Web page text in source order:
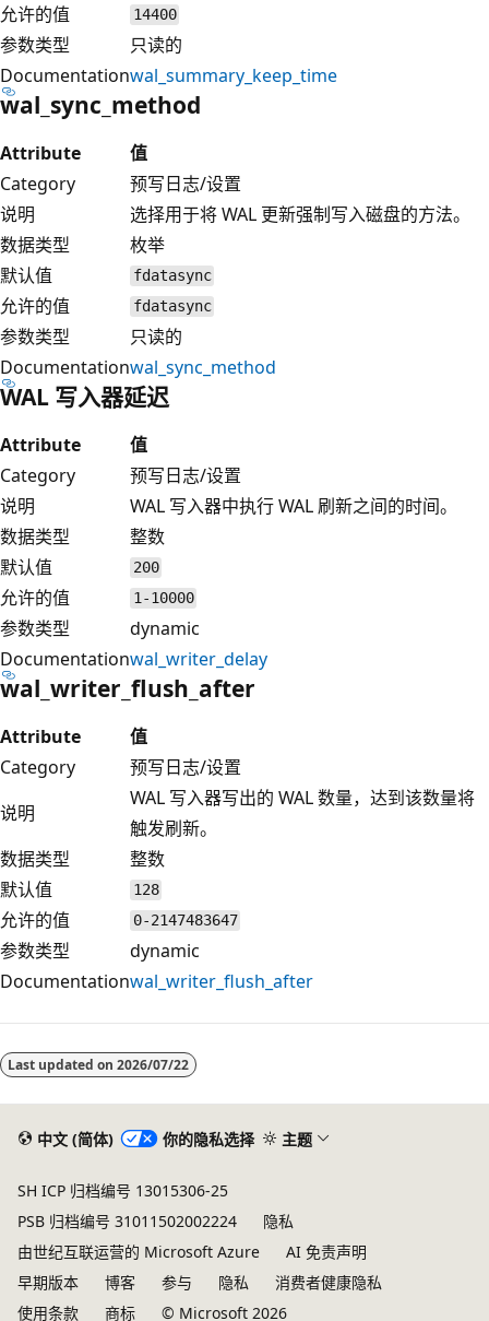
允许的值 14400
参数类型
只读的
Documentationwal_summary_keep_time
wal_sync_method
Attribute
值
Category
预写日志/设置
说明
选择用于将 WAL 更新强制写入磁盘的方法。
数据类型
枚举
默认值
fdatasync
允许的值 fdatasync
参数类型
只读的
Documentationwal_sync_method
WAL 写入器延迟
Attribute
值
Category
预写日志/设置
说明
WAL 写入器中执行 WAL 刷新之间的时间。
数据类型
整数
默认值
200
允许的值 1-10000
参数类型
dynamic
Documentationwal_writer_delay
wal_writer_flush_after
Attribute
值
Category
预写日志/设置
说明
WAL 写入器写出的 WAL 数量，达到该数量将
触发刷新。
数据类型
整数
默认值
128
允许的值 0-2147483647
参数类型
dynamic
Documentationwal_writer_flush_after
Last updated on 2026/07/22
中文 (简体) 你的隐私选择 主题
SH ICP 归档编号 13015306-25
PSB 归档编号 31011502002224
隐私
由世纪互联运营的 Microsoft Azure
AI 免责声明
早期版本
博客 参与 隐私
消费者健康隐私
使用条款
商标 © Microsoft 2026